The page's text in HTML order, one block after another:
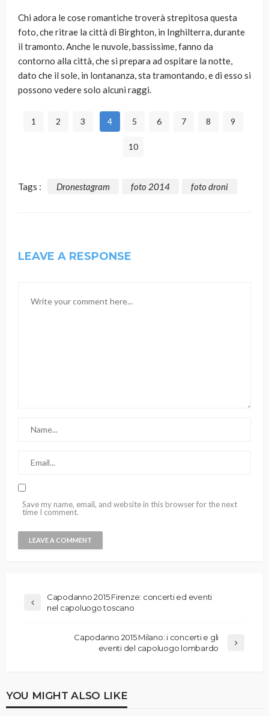
Chi adora le cose romantiche troverà strepitosa questa
foto, che ritrae la città di Birghton, in Inghilterra, durante
il tramonto. Anche le nuvole, bassissime, fanno da
contorno alla città, che si prepara ad ospitare la notte,
dato che il sole, in lontananza, sta tramontando, e di esso si
possono vedere solo alcuni raggi.
1 2 3 4 5 6 7 8 9
10
Tags : Dronestagram foto 2014 foto droni
LEAVE A RESPONSE
Save my name, email, and website in this browser for the next
time I comment.
Capodanno 2015 Firenze: concerti ed eventi
nel capoluogo toscano
Capodanno 2015 Milano: i concerti e gli
eventi del capoluogo lombardo
YOU MIGHT ALSO LIKE